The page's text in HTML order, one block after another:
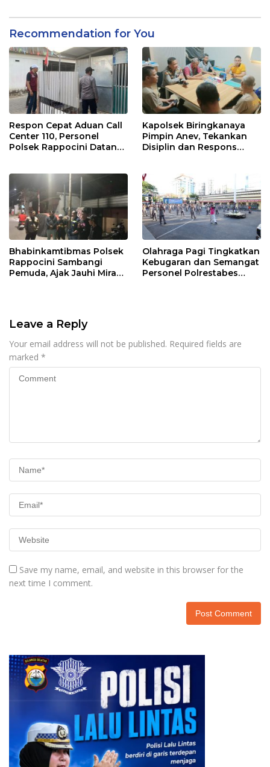
Recommendation for You
Respon Cepat Aduan Call
Center 110, Personel
Polsek Rappocini Datangi
Kapolsek Biringkanaya
Pimpin Anev, Tekankan
Disiplin dan Respons
Bhabinkamtibmas Polsek
Rappocini Sambangi
Pemuda, Ajak Jauhi Miras,
Olahraga Pagi Tingkatkan
Kebugaran dan Semangat
Personel Polrestabes
Leave a Reply
Your email address will not be published. Required fields are
marked *
Save my name, email, and website in this browser for the
next time I comment.